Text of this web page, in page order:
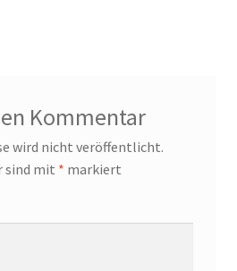
Kommentar
wird nicht veröffentlicht.
sind mit * markiert